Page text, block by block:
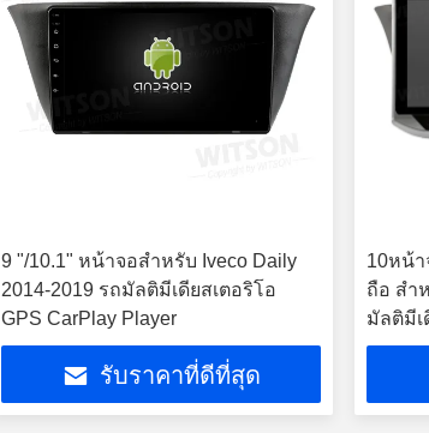
9 "/10.1" หน้าจอสำหรับ Iveco Daily
2014-2019 รถมัลติมีเดียสเตอริโอ
GPS CarPlay Player
รับราคาที่ดีที่สุด
10หน้
ถือ สํา
มัลติมีเ